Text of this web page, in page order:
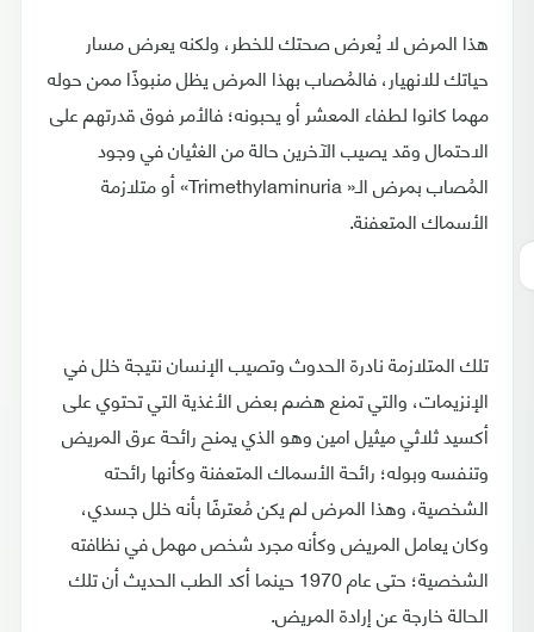
هذا المرض لا يُعرض صحتك للخطر، ولكنه يعرض مسار
حياتك للانهيار، فالمُصاب بهذا المرض يظل منبوذًا ممن حوله
مهما كانوا لطفاء المعشر أو يحبونه؛ فالأمر فوق قدرتهم على
الاحتمال وقد يصيب الآخرين حالة من الغثيان في وجود
المُصاب بمرض الـ« Trimethylaminuria» أو متلازمة
الأسماك المتعفنة.
تلك المتلازمة نادرة الحدوث وتصيب الإنسان نتيجة خلل في
الإنزيمات، والتي تمنع هضم بعض الأغذية التي تحتوي على
أكسيد ثلاثي ميثيل امين وهو الذي يمنح رائحة عرق المريض
وتنفسه وبوله؛ رائحة الأسماك المتعفنة وكأنها رائحته
الشخصية، وهذا المرض لم يكن مُعترفًا بأنه خلل جسدي،
وكان يعامل المريض وكأنه مجرد شخص مهمل في نظافته
الشخصية؛ حتى عام 1970 حينما أكد الطب الحديث أن تلك
الحالة خارجة عن إرادة المريض.